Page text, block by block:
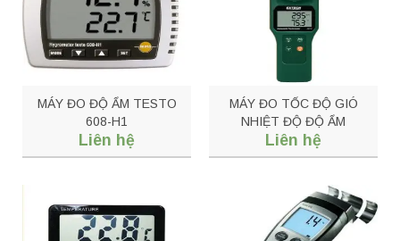
MÁY ĐO ĐỘ ẨM TESTO
608-H1
Liên hệ
MÁY ĐO TỐC ĐỘ GIÓ
NHIỆT ĐỘ ĐỘ ẨM
EXTECH AN310
Liên hệ